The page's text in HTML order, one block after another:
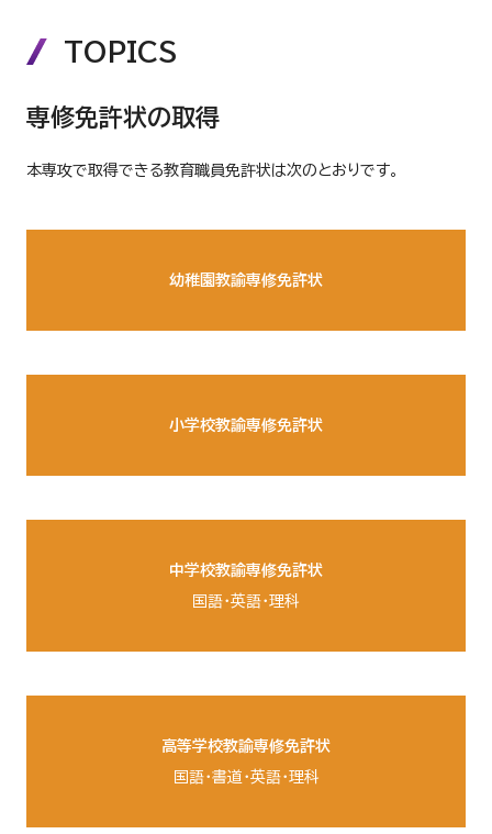
TOPICS
専修免許状の取得
本専攻で取得できる教育職員免許状は次のとおりです。
幼稚園教諭専修免許状
小学校教諭専修免許状
中学校教諭専修免許状
国語・英語・理科
高等学校教諭専修免許状
国語・書道・英語・理科